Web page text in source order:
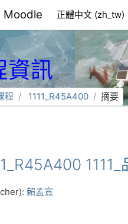
Moodle 正體中文 ‎(zh_tw)‎
資訊
程 1111_R45A400 摘要
賴孟寬